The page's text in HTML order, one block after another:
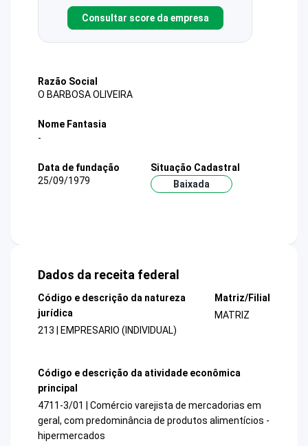
Consultar score da empresa
Razão Social
O BARBOSA OLIVEIRA
Nome Fantasia
-
Data de fundação
25/09/1979
Situação Cadastral
Baixada
Dados da receita federal
Código e descrição da natureza
jurídica
213 | EMPRESARIO (INDIVIDUAL)
Matriz/Filial
MATRIZ
Código e descrição da atividade econômica
principal
4711-3/01 | Comércio varejista de mercadorias em
geral, com predominância de produtos alimentícios -
hipermercados